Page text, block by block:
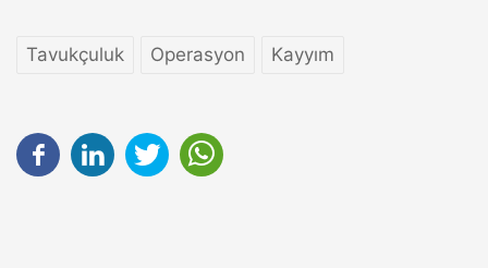
Tavukçuluk Operasyon Kayyım